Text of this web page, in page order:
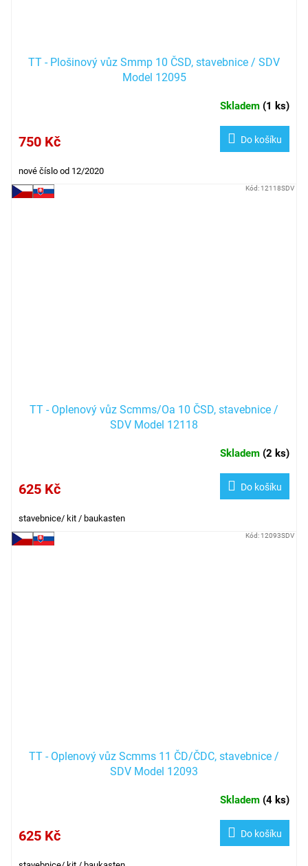
TT - Plošinový vůz Smmp 10 ČSD, stavebnice / SDV
Model 12095
Skladem (1 ks)
750 Kč Do košíku
nové číslo od 12/2020
TT - Oplenový vůz Scmms/Oa 10 ČSD, stavebnice /
SDV Model 12118
Skladem (2 ks)
625 Kč Do košíku
stavebnice/ kit / baukasten
Kód: 12118SDV
TT - Oplenový vůz Scmms 11 ČD/ČDC, stavebnice /
SDV Model 12093
Skladem (4 ks)
625 Kč Do košíku
Kód: 12093SDV